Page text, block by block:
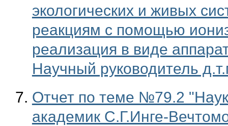
экологических и живых
реакциям с помощью
реализация в виде
Научный руководитель
Отчет по теме №79.2
академик С.Г.Инге-